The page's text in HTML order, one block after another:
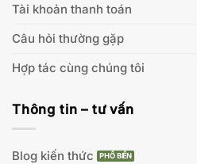
Tài khoản thanh toán
Câu hỏi thường gặp
Hợp tác cùng chúng tôi
Thông tin – tư vấn
Blog kiến thức